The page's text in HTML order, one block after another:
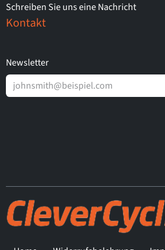
Schreiben Sie uns eine Nachricht
Kontakt
Newsletter